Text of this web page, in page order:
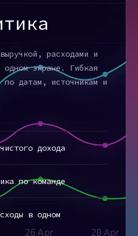
расходами и
одном экране. Гибкая
по датам, источникам и
дохода
по команде
в одном